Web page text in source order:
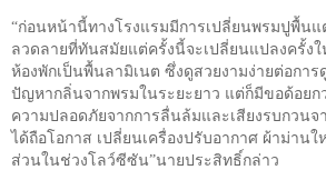
“ก่อนหน้านี้ทางโรงแรมมีการเปลี่ยนพรมปูพื้น
ลวดลายที่ทันสมัยแต่ครั้งนี้จะเปลี่ยนแปลงครั้ง
ห้องพักเป็นพื้นลามิเนต ซึ่งดูสวยงามง่ายต่อกา
ปัญหากลิ่นจากพรมในระยะยาว แต่ก็มีขอด้อยก
ความปลอดภัยจากการลื่นล้มและเสียงรบกวน
ได้ถือโอกาส เปลี่ยนเครื่องปรับอากาศ ผ้าม่าน
ส่วนในช่วงโลว์ซีซัน”นายประสิทธิ์กล่าว